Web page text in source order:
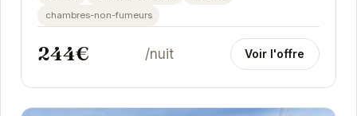
chambres-non-fumeurs
244€ /nuit Voir l'offre